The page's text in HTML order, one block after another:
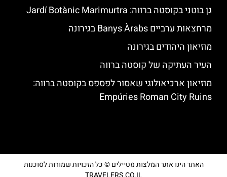
גן בוטני בקוסטה ברווה: ‪‪Jardí Botànic Marimurtra‬‬
מרחצאות ערביים Banys Àrabs בגירונה
מוזיאון היהודים בגירונה
העיר העתיקה של קוסטה ברווה
מוזיאון ארכיאולוגי שאסור לפספס בקוסטה ברווה:
Empúries Roman City Ruins
האתר הינו אתר המלצות מטיילים © כל הזכויות שמורות לסוכנות